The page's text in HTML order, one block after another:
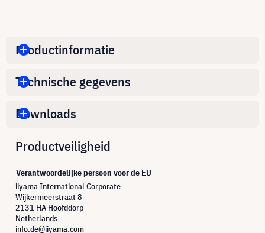
Productinformatie
Technische gegevens
Downloads
Productveiligheid
Verantwoordelijke persoon voor de EU
iiyama International Corporate
Wijkermeerstraat 8
2131 HA Hoofddorp
Netherlands
info.de@iiyama.com